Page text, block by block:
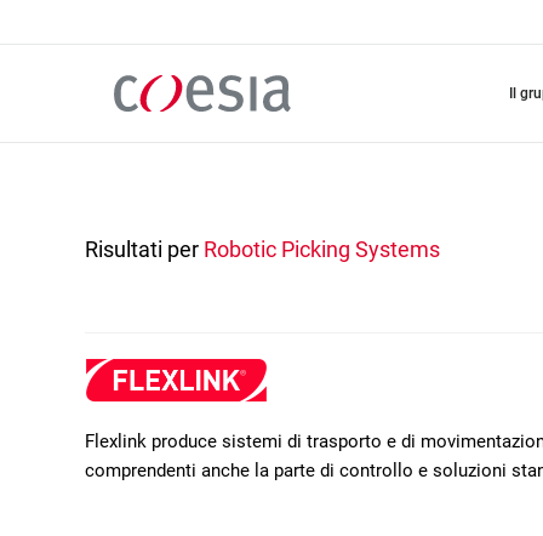
il
Risultati per Robotic Picking Systems
Flexlink produce sistemi di trasporto e di
comprendenti anche la parte di controllo e soluzioni